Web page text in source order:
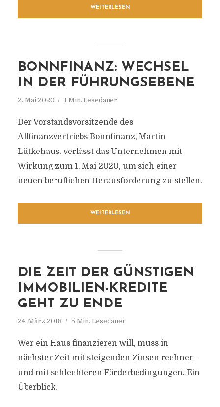
WEITERLESEN
BONNFINANZ: WECHSEL
IN DER FÜHRUNGSEBENE
2. Mai 2020 1 Min. Lesedauer
Der Vorstandsvorsitzende des
Allfinanzvertriebs Bonnfinanz, Martin
Lütkehaus, verlässt das Unternehmen mit
Wirkung zum 1. Mai 2020, um sich einer
neuen beruflichen Herausforderung zu stellen.
WEITERLESEN
DIE ZEIT DER GÜNSTIGEN
IMMOBILIEN-KREDITE
GEHT ZU ENDE
24. März 2018 5 Min. Lesedauer
Wer ein Haus finanzieren will, muss in
nächster Zeit mit steigenden Zinsen rechnen -
und mit schlechteren Förderbedingungen. Ein
Überblick.